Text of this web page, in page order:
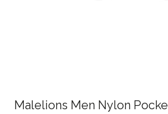
Malelions Men Nylon